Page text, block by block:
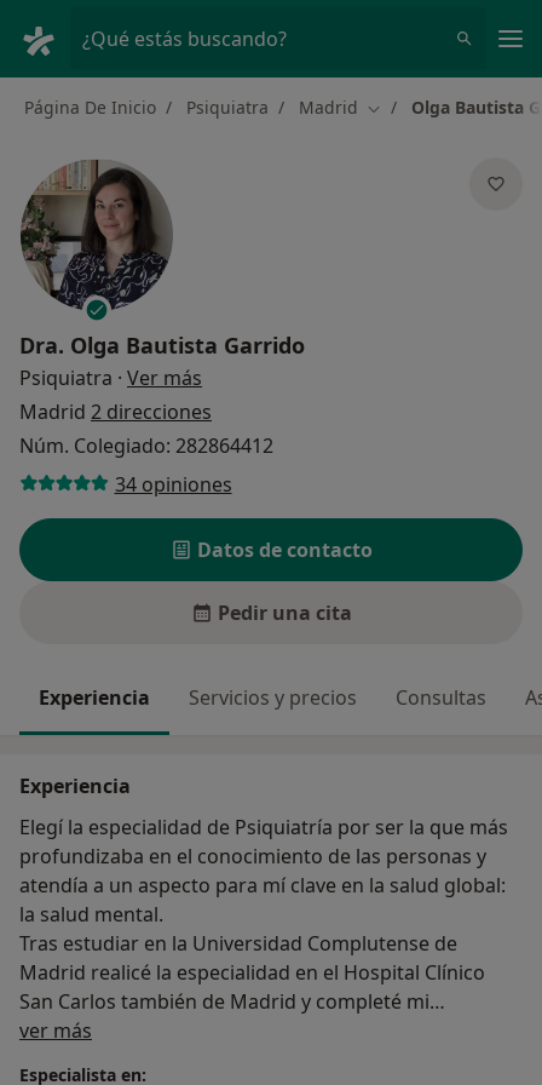
¿Qué estás buscando?
Página De Inicio Psiquiatra Madrid Cambiar de ciudad
Olga Bautista
Dra. Olga Bautista Garrido
Psiquiatra · Ver más
Madrid 2 direcciones
Núm. Colegiado: 282864412
34 opiniones
Datos de contacto
Pedir una cita
Experiencia Servicios y precios Consultas
Experiencia
Elegí la especialidad de Psiquiatría por ser la que más
profundizaba en el conocimiento de las personas y
atendía a un aspecto para mí clave en la salud global:
la salud mental.
Tras estudiar en la Universidad Complutense de
Madrid realicé la especialidad en el Hospital Clínico
San Carlos también de Madrid y completé mi
formación en Adicciones en el Hospital St Luke
ver más
Especialista en: